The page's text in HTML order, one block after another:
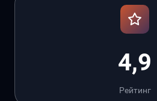
4,9
Рейтинг